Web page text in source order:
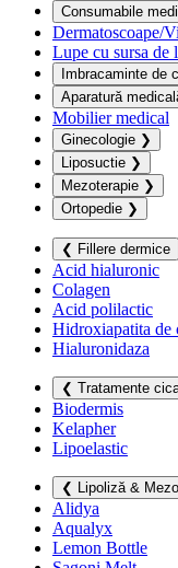
Consumabile
Dermatoscoape/
Lupe cu sursa
Imbracaminte de
Aparatură
Mobilier medical
Ginecologie ❯
Liposuctie ❯
Mezoterapie ❯
Ortopedie ❯
❮ Fillere dermice
Acid hialuronic
Colagen
Acid polilactic
Hidroxiapatita de
Hialuronidaza
❮ Tratamente
Biodermis
Kelapher
Lipoelastic
❮ Lipoliză &
Alidya
Aqualyx
Lemon Bottle